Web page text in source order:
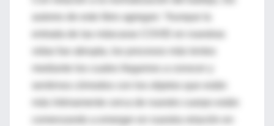
autores de este libro agregan: “Aunque la
mediante los cuales llegamos a conocer y
comenzando a emerger en nuestra relación en